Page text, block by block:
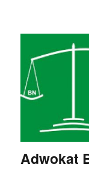
Adwokat